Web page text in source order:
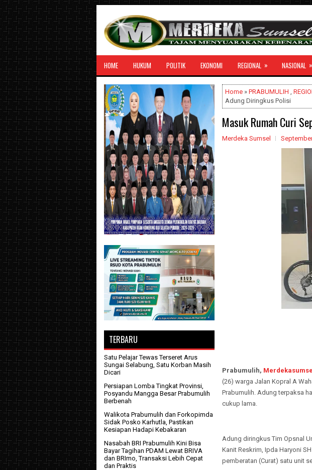
HOME HUKUM POLITIK EKONOMI REGIONAL » NASIONAL »
Home » PRABUMULIH ,
Adung Diringkus Polisi
Masuk Rumah Curi
Merdeka Sumsel
Prabumulih,
(26) warga Jalan Kopral A
Prabumulih. Adung terpaksa
cukup lama.
Adung diringkus Tim Opsnal
Kanit Reskrim, Ipda Haryoni
pemberatan (Curat) satu unit
TERBARU
Satu Pelajar Tewas Terseret Arus
Sungai Selabung, Satu Korban Masih
Dicari
Persiapan Lomba Tingkat Provinsi,
Posyandu Mangga Besar Prabumulih
Berbenah
Walikota Prabumulih dan Forkopimda
Sidak Posko Karhutla, Pastikan
Kesiapan Hadapi Kebakaran
Nasabah BRI Prabumulih Kini Bisa
Bayar Tagihan PDAM Lewat BRIVA
dan BRImo, Transaksi Lebih Cepat
dan Praktis